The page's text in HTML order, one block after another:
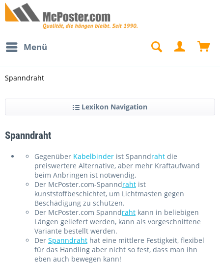
Menü
Spanndraht
Lexikon Navigation
Spanndraht
Gegenüber Kabelbinder ist Spanndraht die
preiswertere Alternative, aber mehr Kraftaufwand
beim Anbringen ist notwendig.
Der McPoster.com-Spanndraht ist
kunststoffbeschichtet, um Lichtmasten gegen
Beschädigung zu schützen.
Der McPoster.com Spanndraht kann in beliebigen
Längen geliefert werden, kann als vorgeschnittene
Variante bestellt werden.
Der Spanndraht hat eine mittlere Festigkeit, flexibel
für das Handling aber nicht so fest, dass man ihn
eben auch bewegen kann!